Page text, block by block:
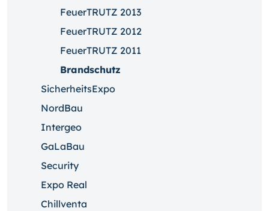
FeuerTRUTZ 2013
FeuerTRUTZ 2012
FeuerTRUTZ 2011
Brandschutz
SicherheitsExpo
NordBau
Intergeo
GaLaBau
Security
Expo Real
Chillventa